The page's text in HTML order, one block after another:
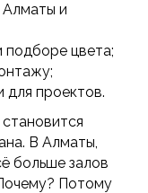
Алматы и
подборе цвета;
для проектов.
В Алматы,
больше залов
Потому